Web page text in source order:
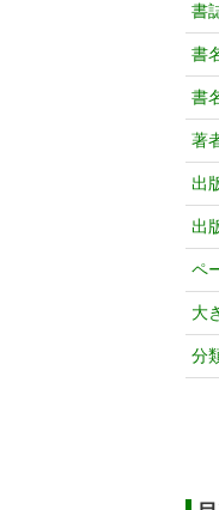
書
書
書
著
出
出
ペ
大
分